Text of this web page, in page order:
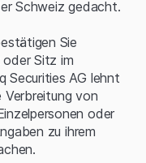
Schweiz gedacht.
Sie
oder Sitz im
Securities AG lehnt
von
oder
zu ihrem